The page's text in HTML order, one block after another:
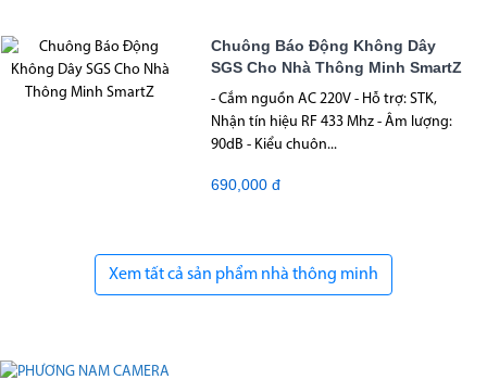
Chuông Báo Động Không Dây
SGS Cho Nhà Thông Minh SmartZ
- Cắm nguồn AC 220V - Hỗ trợ: STK,
Nhận tín hiệu RF 433 Mhz - Âm lượng:
90dB - Kiểu chuôn...
690,000 đ
Xem tất cả sản phẩm nhà thông minh